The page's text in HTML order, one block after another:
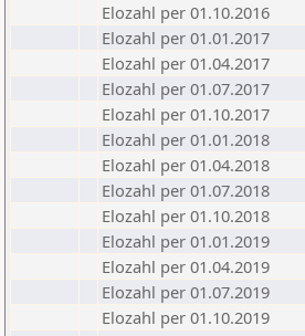
Elozahl per 01.10.2016
Elozahl per 01.01.2017
Elozahl per 01.04.2017
Elozahl per 01.07.2017
Elozahl per 01.10.2017
Elozahl per 01.01.2018
Elozahl per 01.04.2018
Elozahl per 01.07.2018
Elozahl per 01.10.2018
Elozahl per 01.01.2019
Elozahl per 01.04.2019
Elozahl per 01.07.2019
Elozahl per 01.10.2019